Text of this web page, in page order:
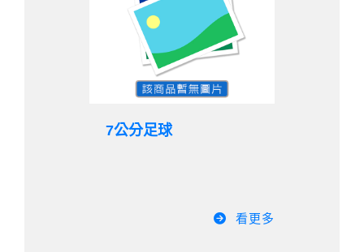
7公分足球
看更多